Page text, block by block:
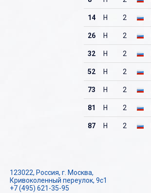
14 Н 2
26 Н 2
32 Н 2
52 Н 2
73 Н 2
81 Н 2
87 Н 2
123022, Россия, г. Москва,
Кривоколенный переулок, 9с1
+7 (495) 621-35-95